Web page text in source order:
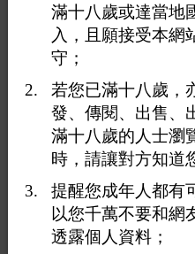
5. 其他會員直接打賞您的點
6. 使用點數閱讀文章所獲得
如何使用點數?
1. 贈送其他會員花朵一朵，消
2. 贈送其他會員咖啡一杯，
3. 更改暱稱一次，消耗點數5
4. 打賞其他會員的點數。
5. 閱讀VIP會員需點數的文章
滿十八歲或達當地
入，且願接受本網
守；
若您已滿十八歲，
發、傳閱、出售、
滿十八歲的人士瀏
時，請讓對方知道
提醒您成年人都有
以您千萬不要和網
透露個人資料；